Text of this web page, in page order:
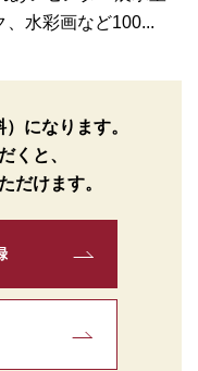
、水彩画など100...
になります。
くと、
だけます。